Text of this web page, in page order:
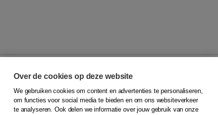
© 2026Koninklijke Boom uitgevers
Klantenservice
Over de cookies op deze website
We gebruiken cookies om content en advertenties te personaliseren,
om functies voor social media te bieden en om ons websiteverkeer
te analyseren. Ook delen we informatie over jouw gebruik van onze